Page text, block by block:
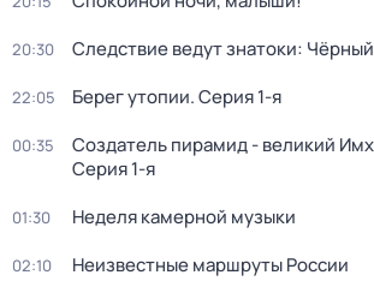
20:30 Следствие ведут знатоки:
22:05 Берег утопии. Серия 1-я
00:35 Создатель пирамид - великий
Серия 1-я
01:30 Неделя камерной музыки
02:10 Неизвестные маршруты России